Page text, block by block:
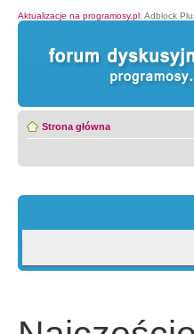
Aktualizacje na programosy.pl: Adblock
Strona główna